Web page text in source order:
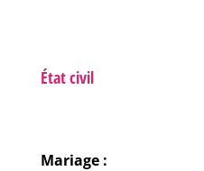
État civil
Mariage :